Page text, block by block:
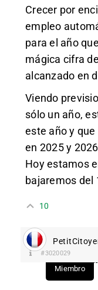
Crecer por
empleo
para el año
mágica cifra
alcanzado en
Viendo
sólo un año,
este año y
en 2025 y
Hoy estamos
bajaremos del
10
#3020029
Miembro